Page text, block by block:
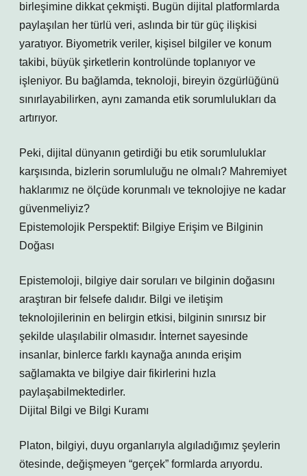
birleşimine dikkat çekmişti. Bugün dijital platformlarda
paylaşılan her türlü veri, aslında bir tür güç ilişkisi
yaratıyor. Biyometrik veriler, kişisel bilgiler ve konum
takibi, büyük şirketlerin kontrolünde toplanıyor ve
işleniyor. Bu bağlamda, teknoloji, bireyin özgürlüğünü
sınırlayabilirken, aynı zamanda etik sorumlulukları da
artırıyor.
Peki, dijital dünyanın getirdiği bu etik sorumluluklar
karşısında, bizlerin sorumluluğu ne olmalı? Mahremiyet
haklarımız ne ölçüde korunmalı ve teknolojiye ne kadar
güvenmeliyiz?
Epistemolojik Perspektif: Bilgiye Erişim ve Bilginin
Doğası
Epistemoloji, bilgiye dair soruları ve bilginin doğasını
araştıran bir felsefe dalıdır. Bilgi ve iletişim
teknolojilerinin en belirgin etkisi, bilginin sınırsız bir
şekilde ulaşılabilir olmasıdır. İnternet sayesinde
insanlar, binlerce farklı kaynağa anında erişim
sağlamakta ve bilgiye dair fikirlerini hızla
paylaşabilmektedirler.
Dijital Bilgi ve Bilgi Kuramı
Platon, bilgiyi, duyu organlarıyla algıladığımız şeylerin
ötesinde, değişmeyen “gerçek” formlarda arıyordu.